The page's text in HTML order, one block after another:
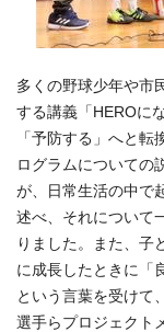
多くの野球少年や市
する講義「HEROに
「予防する」へと
ログラムについての
が、日常生活の中で
述べ、それについて
りました。また、子
に成長したときに「
という言葉を受けて
選手らプロジェクト